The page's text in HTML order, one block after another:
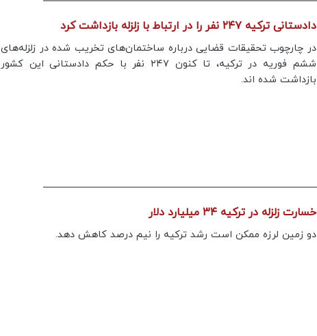
دادستانی ترکیه ۲۴۷ نفر را در ارتباط با زلزله بازداشت کرد
در چارچوب تحقیقات قضایی درباره ساختمان‌های تخریب شده در زلزله‌های
ششم فوریه در ترکیه، تا کنون ۲۴۷ نفر با حکم دادستانی این کشور
بازداشت شده اند.
خسارت زلزله در ترکیه ۳۴ میلیارد دلار
دو زمین لرزه ممکن است رشد ترکیه را نیم درصد کاهش دهد.